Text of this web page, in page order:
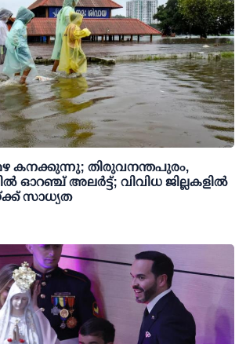
കനക്കുന്നു; തിരുവനന്തപുരം,
ഓറഞ്ച് അലർട്ട്; വിവിധ ജില്ലകളിൽ
സാധ്യത